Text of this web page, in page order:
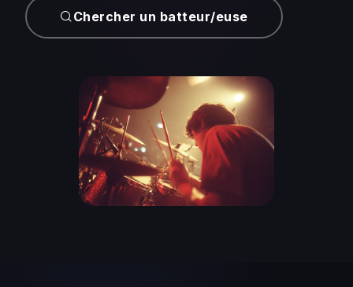
Chercher un batteur/euse